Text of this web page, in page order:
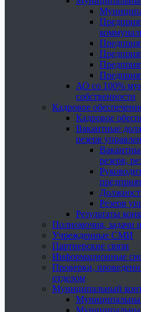
АО со 100%
собственности
Кадровое
Кадровое
Вакантные
резерв
резерв,
Резерв
Результаты
Полномочия, задачи
Учрежденные СМИ
Партнерские связи
Информационные
Проверки,
отделом
Муниципальный